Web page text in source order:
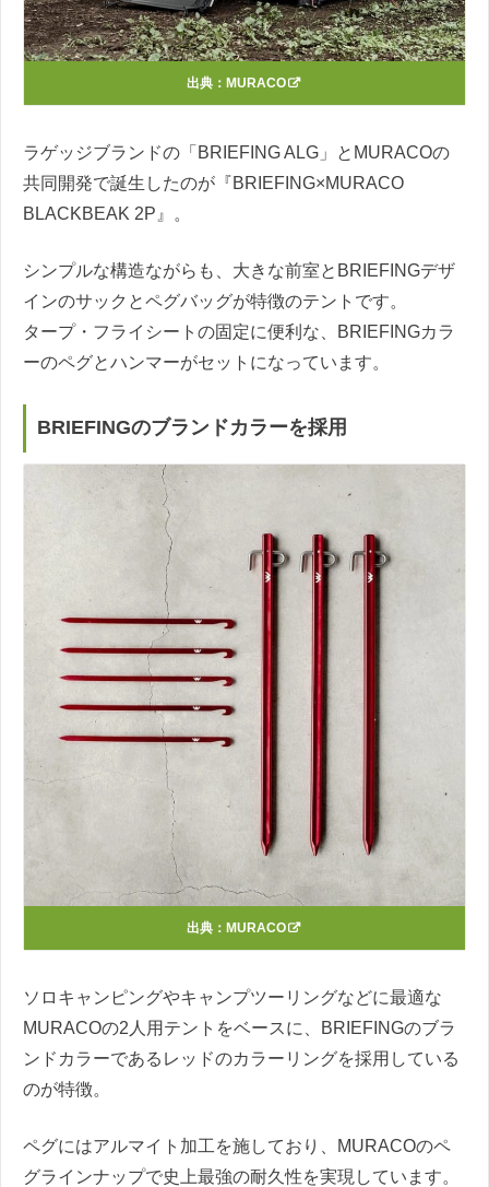
出典： MURACO
ラゲッジブランドの「BRIEFING ALG」とMURACOの
共同開発で誕生したのが『BRIEFING×MURACO
BLACKBEAK 2P』。
シンプルな構造ながらも、大きな前室とBRIEFINGデザ
インのサックとペグバッグが特徴のテントです。
タープ・フライシートの固定に便利な、BRIEFINGカラ
ーのペグとハンマーがセットになっています。
BRIEFINGのブランドカラーを採用
出典： MURACO
ソロキャンピングやキャンプツーリングなどに最適な
MURACOの2人用テントをベースに、BRIEFINGのブラ
ンドカラーであるレッドのカラーリングを採用している
のが特徴。
ペグにはアルマイト加工を施しており、MURACOのペ
グラインナップで史上最強の耐久性を実現しています。